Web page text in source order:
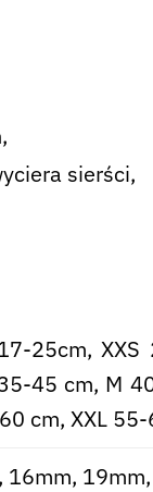
sierści,
25cm,
45 cm, M
cm, XXL
16mm,